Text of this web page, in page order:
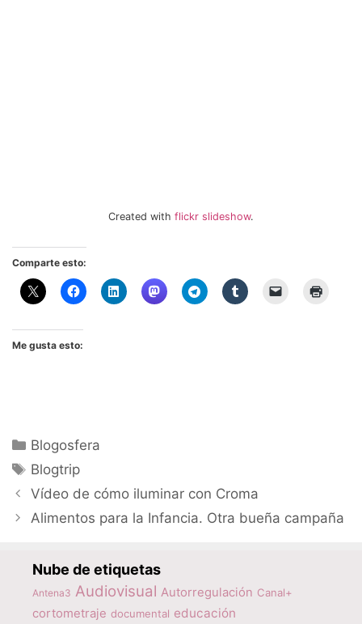
Created with flickr slideshow.
Comparte esto:
Me gusta esto:
Categorías
Blogosfera
Etiquetas
Blogtrip
Vídeo de cómo iluminar con Croma
Alimentos para la Infancia. Otra bueña campaña
Nube de etiquetas
Antena3 Audiovisual Autorregulación Canal+
cortometraje documental educación